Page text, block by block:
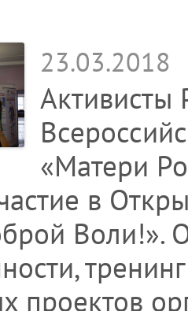
23.03.2018
Активисты
«Матери
в
Воли!».
проектов